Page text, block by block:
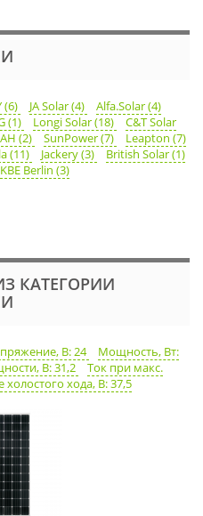
(6) JA Solar (4)
Alfa.Solar (4)
(1) Longi Solar (18)
C&T Solar
(2) SunPower (7)
Leapton (7)
(11) Jackery (3)
British Solar (1)
KBE Berlin (3)
КАТЕГОРИИ
В: 24
Мощность, Вт:
В: 31,2
Ток при макс.
хода, В: 37,5